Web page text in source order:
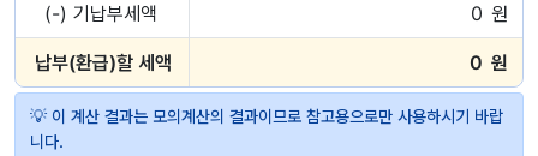
(-) 기납부세액 원
납부(환급)할 세액 원
💡 이 계산 결과는 모의계산의 결과이므로 참고용으로만 사용하시기 바랍
니다.